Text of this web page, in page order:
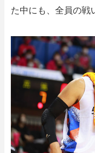
た中にも、全員の戦